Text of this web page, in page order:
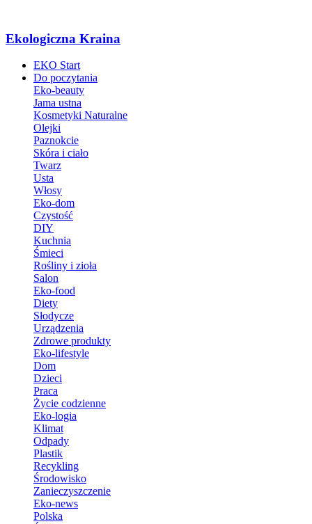
Ekologiczna Kraina
EKO Start
Do poczytania
Eko-beauty
Jama ustna
Kosmetyki Naturalne
Olejki
Paznokcie
Skóra i ciało
Twarz
Usta
Włosy
Eko-dom
Czystość
DIY
Kuchnia
Śmieci
Rośliny i zioła
Salon
Eko-food
Diety
Słodycze
Urządzenia
Zdrowe produkty
Eko-lifestyle
Dom
Dzieci
Praca
Życie codzienne
Eko-logia
Klimat
Odpady
Plastik
Recykling
Środowisko
Zanieczyszczenie
Eko-news
Polska